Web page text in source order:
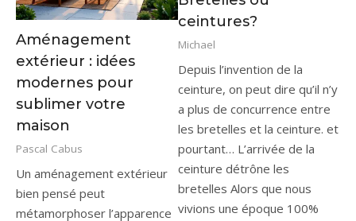
Aménagement
extérieur : idées
modernes pour
sublimer votre
maison
Pascal Cabus
Un aménagement extérieur
bien pensé peut
métamorphoser l’apparence
ceintures?
Michael
Depuis l’invention de la
ceinture, on peut dire qu’il n’y
a plus de concurrence entre
les bretelles et la ceinture. et
pourtant… L’arrivée de la
ceinture détrône les
bretelles Alors que nous
vivions une époque 100%